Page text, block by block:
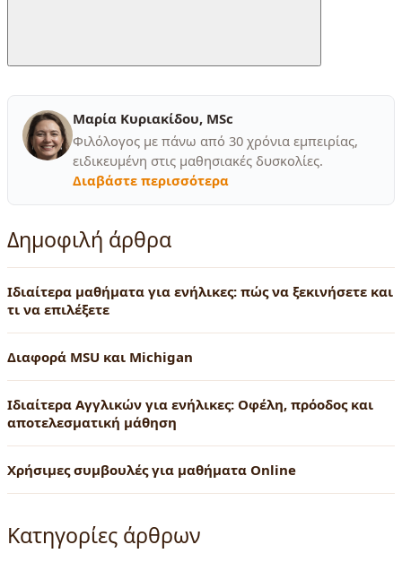
Μαρία Κυριακίδου, MSc
Φιλόλογος με πάνω από 30 χρόνια εμπειρίας,
ειδικευμένη στις μαθησιακές δυσκολίες.
Διαβάστε περισσότερα
Δημοφιλή άρθρα
Ιδιαίτερα μαθήματα για ενήλικες: πώς να ξεκινήσετε και
τι να επιλέξετε
Διαφορά MSU και Michigan
Ιδιαίτερα Αγγλικών για ενήλικες: Οφέλη, πρόοδος και
αποτελεσματική μάθηση
Χρήσιμες συμβουλές για μαθήματα Online
Κατηγορίες άρθρων